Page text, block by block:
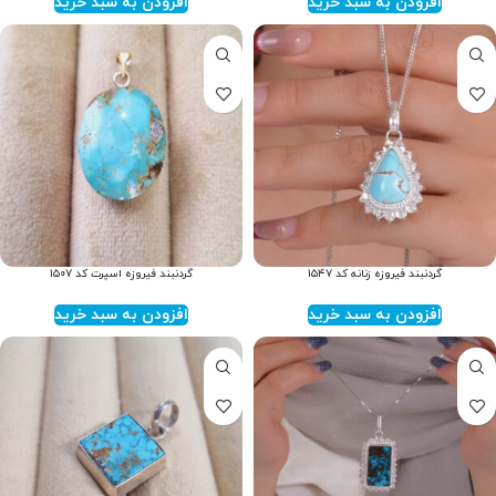
گردنبند فیروزه زنانه کد ۱۵۴۷
افزودن به سبد خرید
گردنبند فیروزه اسپرت کد ۱۵۰۷
افزودن به سبد خرید